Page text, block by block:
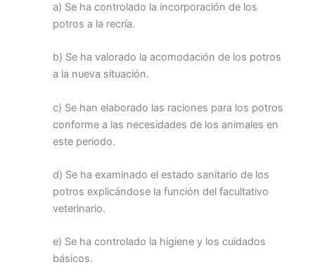
a) Se ha controlado la incorporación de los
potros a la recría.
b) Se ha valorado la acomodación de los potros
a la nueva situación.
c) Se han elaborado las raciones para los potros
conforme a las necesidades de los animales en
este periodo.
d) Se ha examinado el estado sanitario de los
potros explicándose la función del facultativo
veterinario.
e) Se ha controlado la higiene y los cuidados
básicos.